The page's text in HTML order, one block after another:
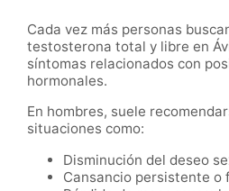
Cada vez más personas
testosterona total y libre en
síntomas relacionados con
hormonales.
En hombres, suele
situaciones como:
Disminución del deseo
Cansancio persistente o